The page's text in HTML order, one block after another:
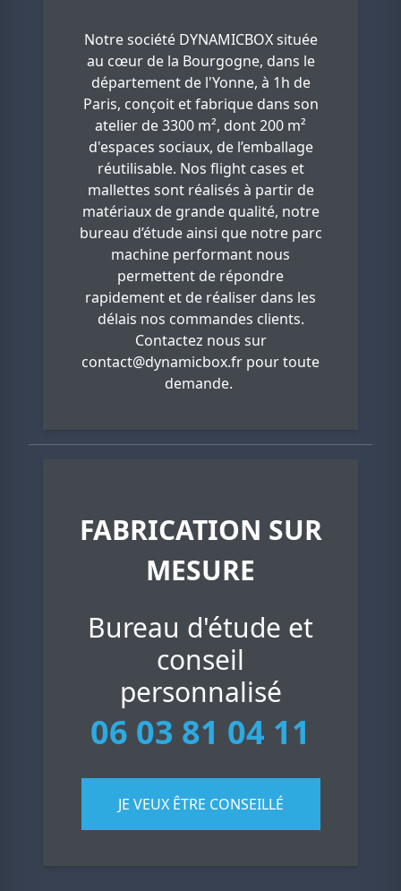
Notre société DYNAMICBOX située
au cœur de la Bourgogne, dans le
département de l'Yonne, à 1h de
Paris, conçoit et fabrique dans son
atelier de 3300 m², dont 200 m²
d'espaces sociaux, de l’emballage
réutilisable. Nos flight cases et
mallettes sont réalisés à partir de
matériaux de grande qualité, notre
bureau d’étude ainsi que notre parc
machine performant nous
permettent de répondre
rapidement et de réaliser dans les
délais nos commandes clients.
Contactez nous sur
contact@dynamicbox.fr pour toute
demande.
FABRICATION SUR
MESURE
Bureau d'étude et
conseil
personnalisé
06 03 81 04 11
JE VEUX ÊTRE CONSEILLÉ